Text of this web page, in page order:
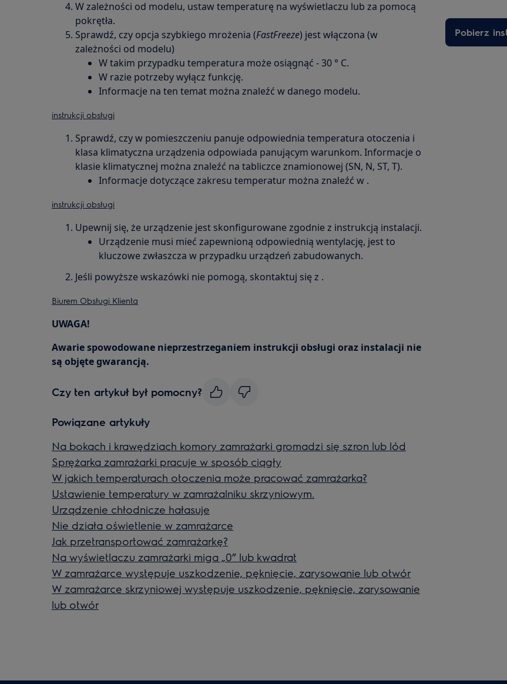
W zależności od modelu, ustaw temperaturę na wyświetlaczu lub za pomocą
pokrętła.
Sprawdź, czy opcja szybkiego mrożenia (FastFreeze) jest włączona (w
zależności od modelu)
W takim przypadku temperatura może osiągnąć - 30 ° C.
W razie potrzeby wyłącz funkcję.
Informacje na ten temat można znaleźć w danego modelu.
instrukcji obsługi
Sprawdź, czy w pomieszczeniu panuje odpowiednia temperatura otoczenia i
klasa klimatyczna urządzenia odpowiada panującym warunkom. Informacje o
klasie klimatycznej można znaleźć na tabliczce znamionowej (SN, N, ST, T).
Informacje dotyczące zakresu temperatur można znaleźć w .
instrukcji obsługi
Upewnij się, że urządzenie jest skonfigurowane zgodnie z instrukcją instalacji.
Urządzenie musi mieć zapewnioną odpowiednią wentylację, jest to
kluczowe zwłaszcza w przypadku urządzeń zabudowanych.
Jeśli powyższe wskazówki nie pomogą, skontaktuj się z .
Biurem Obsługi Klienta
UWAGA!
Awarie spowodowane nieprzestrzeganiem instrukcji obsługi oraz instalacji nie
są objęte gwarancją.
Czy ten artykuł był pomocny?
Powiązane artykuły
Na bokach i krawędziach komory zamrażarki gromadzi się szron lub lód
Sprężarka zamrażarki pracuje w sposób ciągły
W jakich temperaturach otoczenia może pracować zamrażarka?
Ustawienie temperatury w zamrażalniku skrzyniowym.
Urządzenie chłodnicze hałasuje
Nie działa oświetlenie w zamrażarce
Jak przetransportować zamrażarkę?
Na wyświetlaczu zamrażarki miga „0” lub kwadrat
W zamrażarce występuje uszkodzenie, pęknięcie, zarysowanie lub otwór
W zamrażarce skrzyniowej występuje uszkodzenie, pęknięcie, zarysowanie
lub otwór
Pobierz